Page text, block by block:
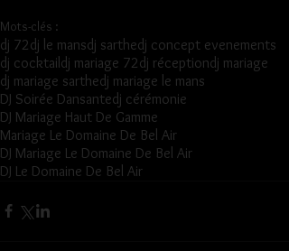
Mots-clés :
dj 72dj le mansdj sarthedj concept evenements
dj cocktail dj mariage 72dj réceptiondj mariage
dj mariage sarthedj mariage le mans
DJ Soirée Dansantedj cérémonie
DJ Mariage Haut De Gamme
Mariage Le Domaine De Bel Air
DJ Mariage Le Domaine De Bel Air
DJ Le Domaine De Bel Air